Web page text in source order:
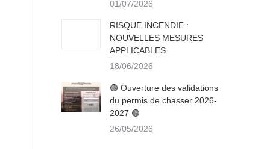
01/07/2026
RISQUE INCENDIE :
NOUVELLES MESURES
APPLICABLES
18/06/2026
🟢 Ouverture des validations
du permis de chasser 2026-
2027 🟢
26/05/2026